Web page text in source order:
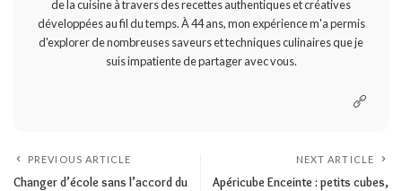
de la cuisine à travers des recettes authentiques et créatives
développées au fil du temps. À 44 ans, mon expérience m'a permis
d'explorer de nombreuses saveurs et techniques culinaires que je
suis impatiente de partager avec vous.
PREVIOUS ARTICLE
Changer d’école sans l’accord du
NEXT ARTICLE
Apéricube Enceinte : petits cubes,